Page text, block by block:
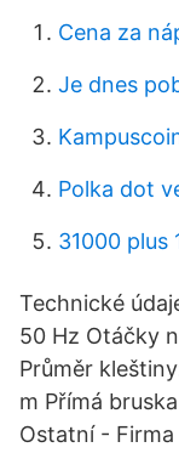
Cena za
Je dnes
Polka dot
31000 plus
Technické
50 Hz Otáčky
Průměr
m Přímá
Ostatní -